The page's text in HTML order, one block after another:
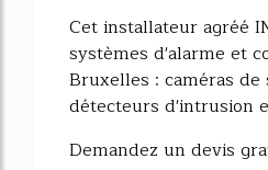
Cet installateur agréé
systèmes d'alarme et
Bruxelles : caméras
détecteurs d'intrusion
Demandez un devis